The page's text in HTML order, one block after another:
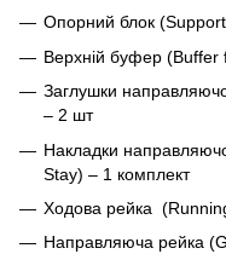
Опорний блок
Верхній буфер (Buffer
Заглушки
– 2 шт
Накладки
Stay) – 1 комплект
Ходова рейка
Направляюча рейка